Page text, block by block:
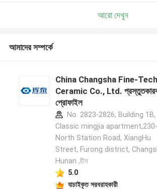
আরো দেখুন
আমাদের সম্পর্কে
China Changsha Fine-Tech
Ceramic Co., Ltd.
প্রোফাইল
No. 2823-2826, Building 1B,
Classic mingjia apartment,230-
North Station Road, XiangHu
Street, Furong district,
Hunan ,চীন
5.0
যাচাইকৃত সরবরাহকারী